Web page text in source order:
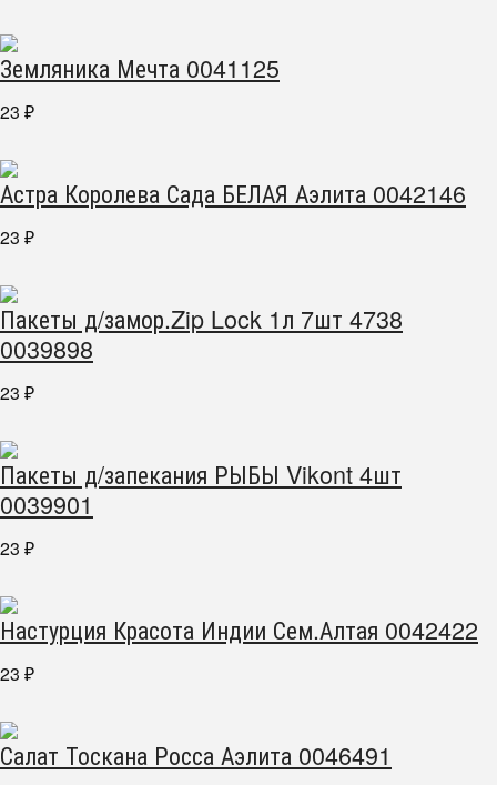
Земляника Мечта 0041125
23 ₽
Астра Королева Сада БЕЛАЯ Аэлита 0042146
23 ₽
Пакеты д/замор.Zip Lock 1л 7шт 4738
0039898
23 ₽
Пакеты д/запекания РЫБЫ Vikont 4шт
0039901
23 ₽
Настурция Красота Индии Сем.Алтая 0042422
23 ₽
Салат Тоскана Росса Аэлита 0046491